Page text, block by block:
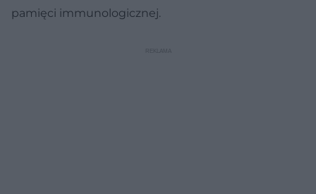
pamięci immunologicznej.